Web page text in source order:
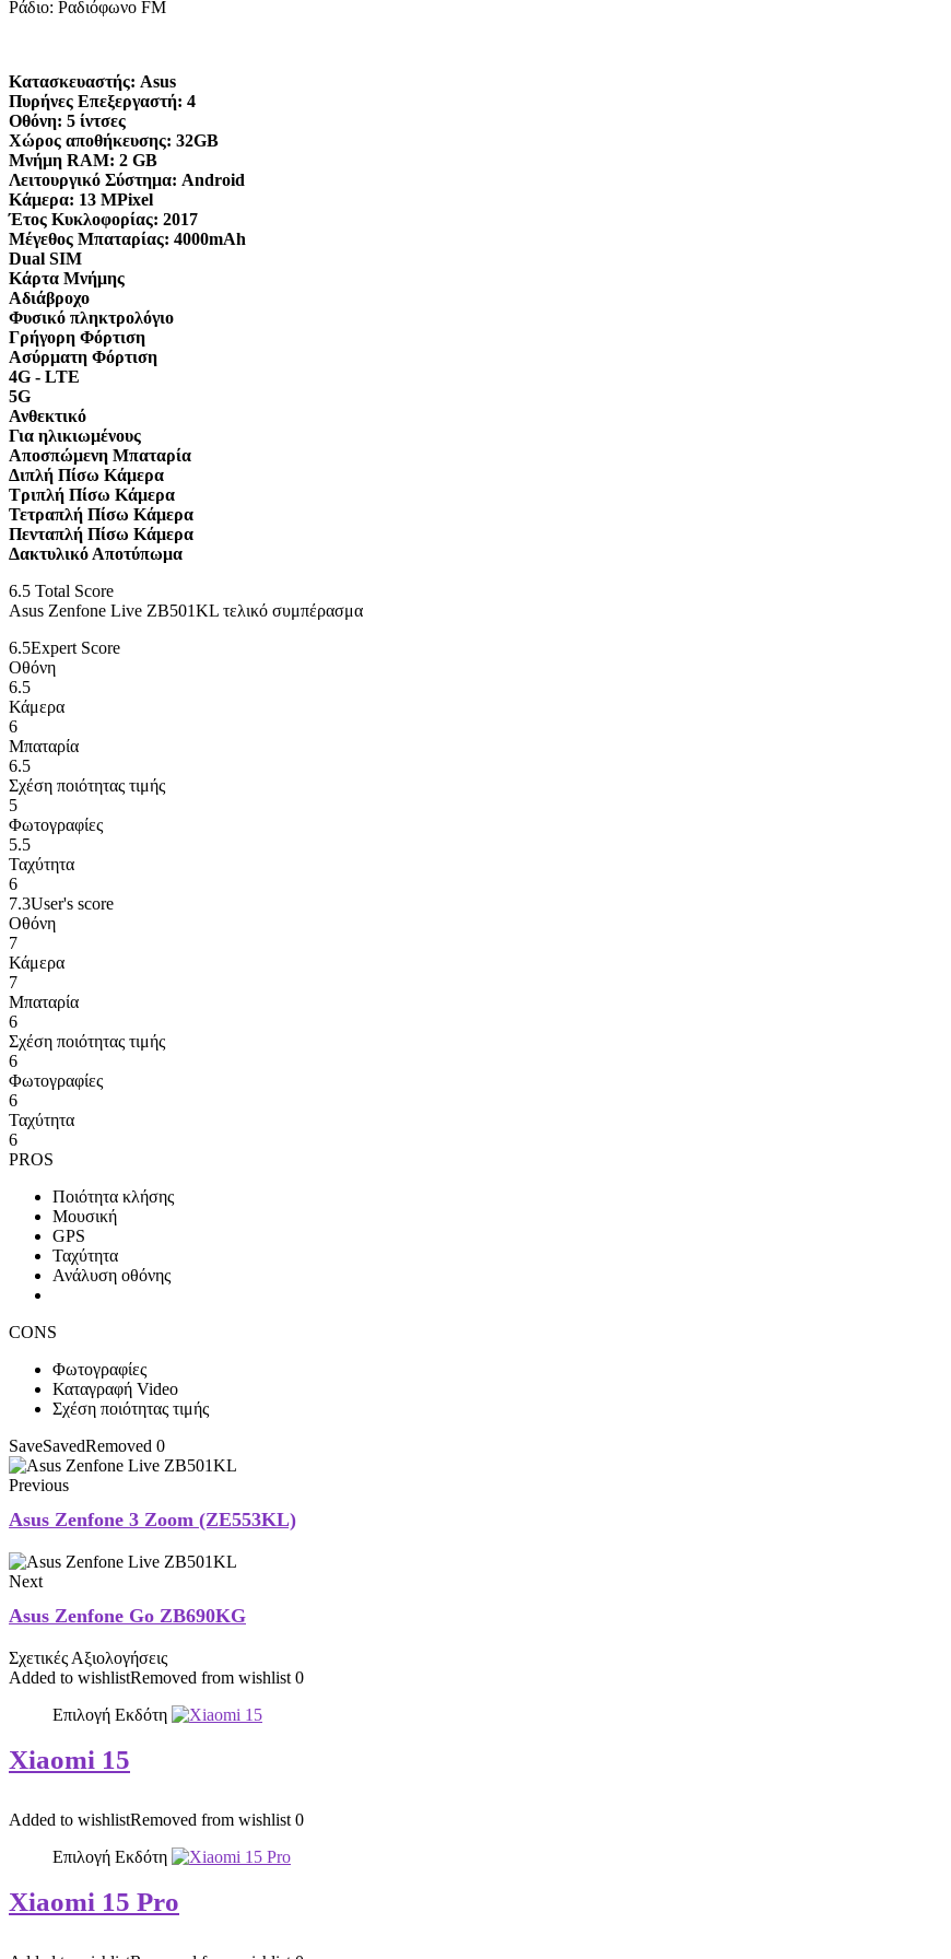
Ράδιο: Ραδιόφωνο FM
Κατασκευαστής: Asus
Πυρήνες Επεξεργαστή: 4
Οθόνη: 5 ίντσες
Χώρος αποθήκευσης: 32GB
Μνήμη RAM: 2 GB
Λειτουργικό Σύστημα: Android
Κάμερα: 13 MPixel
Έτος Κυκλοφορίας: 2017
Μέγεθος Μπαταρίας: 4000mAh
Dual SIM
Κάρτα Μνήμης
Αδιάβροχο
Φυσικό πληκτρολόγιο
Γρήγορη Φόρτιση
Ασύρματη Φόρτιση
4G - LTE
5G
Ανθεκτικό
Για ηλικιωμένους
Αποσπώμενη Μπαταρία
Διπλή Πίσω Κάμερα
Τριπλή Πίσω Κάμερα
Τετραπλή Πίσω Κάμερα
Πενταπλή Πίσω Κάμερα
Δακτυλικό Αποτύπωμα
6.5 Total Score
Asus Zenfone Live ZB501KL τελικό συμπέρασμα
6.5Expert Score
Οθόνη
6.5
Κάμερα
6
Μπαταρία
6.5
Σχέση ποιότητας τιμής
5
Φωτογραφίες
5.5
Ταχύτητα
6
7.3User's score
Οθόνη
7
Κάμερα
7
Μπαταρία
6
Σχέση ποιότητας τιμής
6
Φωτογραφίες
6
Ταχύτητα
6
PROS
Ποιότητα κλήσης
Μουσική
GPS
Ταχύτητα
Ανάλυση οθόνης
CONS
Φωτογραφίες
Καταγραφή Video
Σχέση ποιότητας τιμής
SaveSavedRemoved 0
Previous
Asus Zenfone 3 Zoom (ZE553KL)
Next
Asus Zenfone Go ZB690KG
Σχετικές Αξιολογήσεις
Added to wishlistRemoved from wishlist 0
Επιλογή Εκδότη
Xiaomi 15
Added to wishlistRemoved from wishlist 0
Επιλογή Εκδότη
Xiaomi 15 Pro